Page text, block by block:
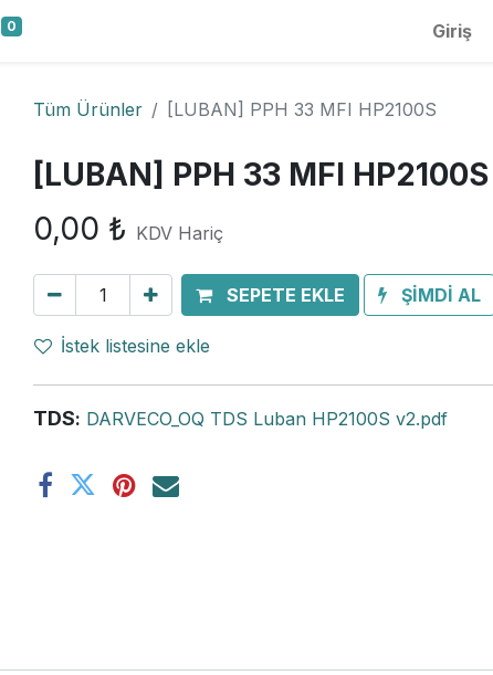
0 Giriş
Tüm Ürünler [LUBAN] PPH 33 MFI HP2100S
[LUBAN] PPH 33 MFI HP2100S
0,00 ₺ KDV Hariç
SEPETE EKLE ŞİMDİ AL
İstek listesine ekle
TDS: DARVECO_OQ TDS Luban HP2100S v2.pdf